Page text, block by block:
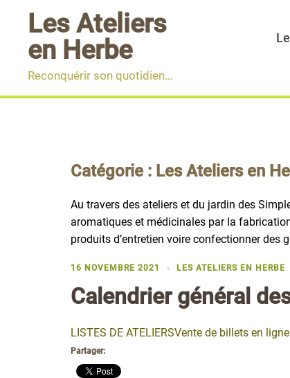
contenu
Les Ateliers
en Herbe
Reconquérir son quotidien…
Catégorie : Les Ateliers en
Au travers des ateliers et du jardin des
aromatiques et médicinales par la
produits d’entretien voire confectionner des
16 NOVEMBRE 2021 LES ATELIERS EN HERBE
Calendrier général
LISTES DE ATELIERSVente de billets en ligne
Partager: